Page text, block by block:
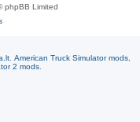
phpBB Limited
. American Truck Simulator mods,
2 mods